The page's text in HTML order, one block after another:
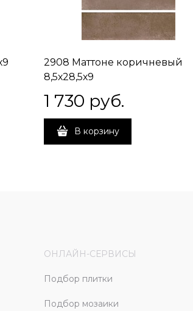
2908 Маттоне коричневый
8,5х28,5х9
1 730 руб.
В корзину
ОНЛАЙН-СЕРВИСЫ
Подбор плитки
Подбор мозаики